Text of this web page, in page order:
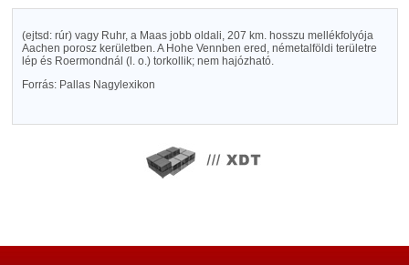
(ejtsd: rúr) vagy Ruhr, a Maas jobb oldali, 207 km. hosszu mellékfolyója
Aachen porosz kerületben. A Hohe Vennben ered, németalföldi területre
lép és Roermondnál (l. o.) torkollik; nem hajózható.
Forrás: Pallas Nagylexikon